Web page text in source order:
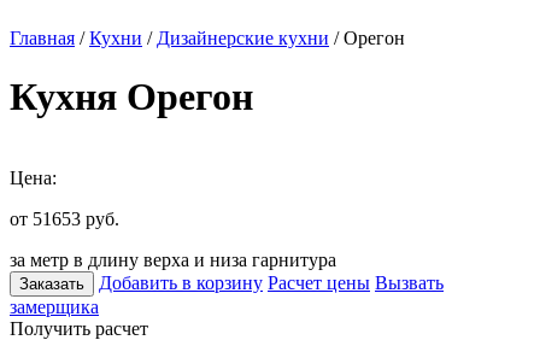
Главная /Кухни / Дизайнерские кухни / Орегон
Кухня Орегон
Цена:
от 51653 руб.
за метр в длину верха и низа гарнитура
Заказать Добавить в корзину Расчет цены Вызвать
замерщика
Получить расчет